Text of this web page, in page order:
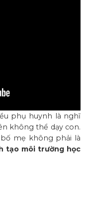
phụ huynh là nghĩ
không thể dạy con.
bố mẹ không phải là
tạo môi trường học